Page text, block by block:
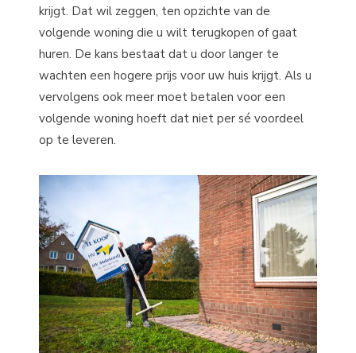
krijgt. Dat wil zeggen, ten opzichte van de
volgende woning die u wilt terugkopen of gaat
huren. De kans bestaat dat u door langer te
wachten een hogere prijs voor uw huis krijgt. Als u
vervolgens ook meer moet betalen voor een
volgende woning hoeft dat niet per sé voordeel
op te leveren.